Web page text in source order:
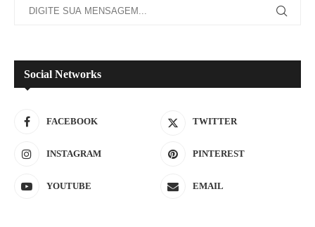
Social Networks
FACEBOOK TWITTER
INSTAGRAM PINTEREST
YOUTUBE EMAIL